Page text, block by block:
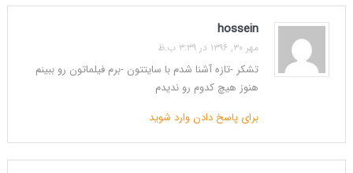
hossein
مهر ۳۰, ۱۳۹۶ در ۳:۳۹ ب.ظ
تشکر -تازه آشنا شدم با سایتتون -برم فیلماتون رو ببینم
هنوز هیچ کدوم رو ندیدم
برای پاسخ دادن وارد شوید